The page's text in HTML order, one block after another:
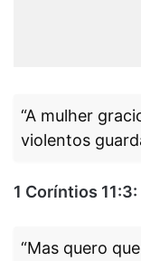
“A mulher
violentos
1 Coríntios 11:3:
“Mas quero